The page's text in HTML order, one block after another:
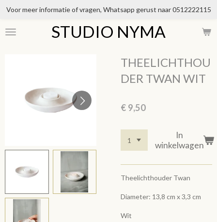
Ga
naar
STUDIO NYMA
Voor meer informatie of vragen, Whatsapp gerust naar 0512222115
THEELICHTHOU
DER TWAN WIT
€ 9,50
In
winkelwagen
Theelichthouder Twan
Diameter: 13,8 cm x 3,3 cm
Wit